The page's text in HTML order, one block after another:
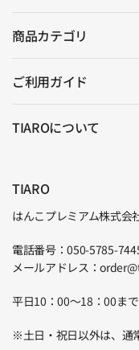
商品カテゴリ
ご利用ガイド
TIAROについて
TIARO
はんこプレミアム株式会
電話番号：050-5785-
メールアドレス：
平日10：00～18：00ま
※土日・祝日以外は、通